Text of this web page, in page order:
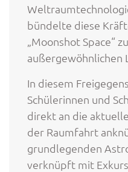
bündelte diese
„Moonshot Space“
außergewöhnlichen
In diesem
Schülerinnen und
direkt an die
der Raumfahrt
grundlegenden
verknüpft mit